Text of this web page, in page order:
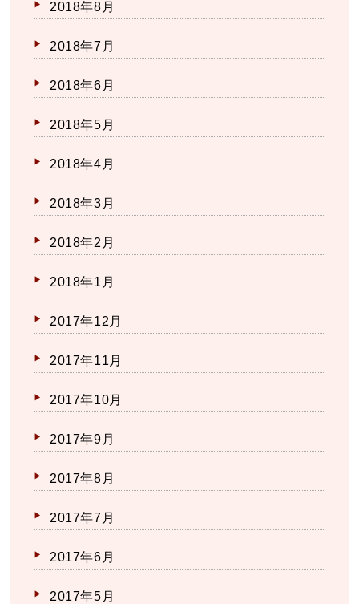
2018年8月
2018年7月
2018年6月
2018年5月
2018年4月
2018年3月
2018年2月
2018年1月
2017年12月
2017年11月
2017年10月
2017年9月
2017年8月
2017年7月
2017年6月
2017年5月